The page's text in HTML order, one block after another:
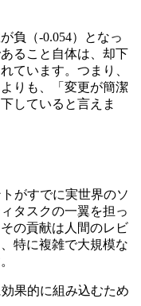
負（-0.054）となっ
ること自体は、却下
ています。つまり、
りも、「変更が簡潔
していると言えま
がすでに実世界のソ
タスクの一翼を担っ
の貢献は人間のレビ
特に複雑で大規模な
果的に組み込むため